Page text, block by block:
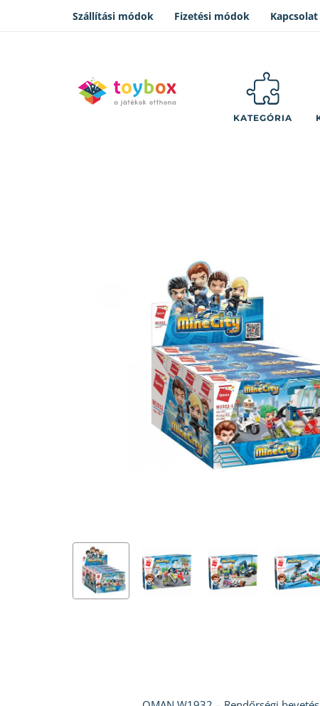
Szállítási módok Fizetési módok Kapcsolat
KATEGÓRIA